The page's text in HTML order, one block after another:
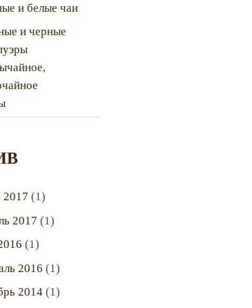
IMG_3995
и белые чаи
и черные
2017 (1)
2017 (1)
(1)
2016 (1)
2014(1)